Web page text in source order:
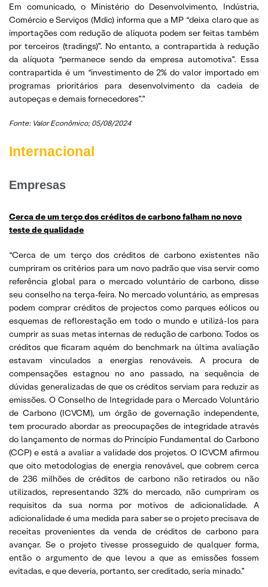
Em comunicado, o Ministério do Desenvolvimento, Indústria,
Comércio e Serviços (Mdic) informa que a MP “deixa claro que as
importações com redução de alíquota podem ser feitas também
por terceiros (tradings)”. No entanto, a contrapartida à redução
da alíquota “permanece sendo da empresa automotiva”. Essa
contrapartida é um “investimento de 2% do valor importado em
programas prioritários para desenvolvimento da cadeia de
autopeças e demais fornecedores”.”
Fonte: Valor Econômico; 05/08/2024
Internacional
Empresas
Cerca de um terço dos créditos de carbono falham no novo
teste de qualidade
“Cerca de um terço dos créditos de carbono existentes não
cumpriram os critérios para um novo padrão que visa servir como
referência global para o mercado voluntário de carbono, disse
seu conselho na terça-feira. No mercado voluntário, as empresas
podem comprar créditos de projectos como parques eólicos ou
esquemas de reflorestação em todo o mundo e utilizá-los para
cumprir as suas metas internas de redução de carbono. Todos os
créditos que ficaram aquém do benchmark na última avaliação
estavam vinculados a energias renováveis. A procura de
compensações estagnou no ano passado, na sequência de
dúvidas generalizadas de que os créditos serviam para reduzir as
emissões. O Conselho de Integridade para o Mercado Voluntário
de Carbono (ICVCM), um órgão de governação independente,
tem procurado abordar as preocupações de integridade através
do lançamento de normas do Princípio Fundamental do Carbono
(CCP) e está a avaliar a validade dos projetos. O ICVCM afirmou
que oito metodologias de energia renovável, que cobrem cerca
de 236 milhões de créditos de carbono não retirados ou não
utilizados, representando 32% do mercado, não cumpriram os
requisitos da sua norma por motivos de adicionalidade. A
adicionalidade é uma medida para saber se o projeto precisava de
receitas provenientes da venda de créditos de carbono para
avançar. Se o projeto tivesse prosseguido de qualquer forma,
então o argumento de que levou a que as emissões fossem
evitadas, e que deveria, portanto, ser creditado, seria minado.”